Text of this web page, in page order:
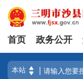
首页 政务公开